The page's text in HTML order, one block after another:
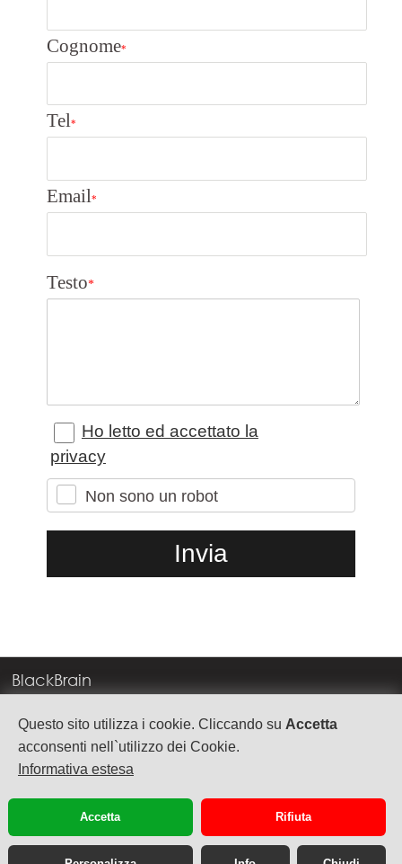
Questo sito utilizza i cookie. Cliccando su Accetta
acconsenti nell`utilizzo dei Cookie.
Informativa estesa
Accetta Rifiuta
Cognome*
Tel*
Email*
Testo*
Ho letto ed accettato la
privacy
Non sono un robot
BlackBrain
Corso Milano, 83
37138 Verona
info@blackbrain.it
TEL. +39 045 575888
P.Iva 03992340236